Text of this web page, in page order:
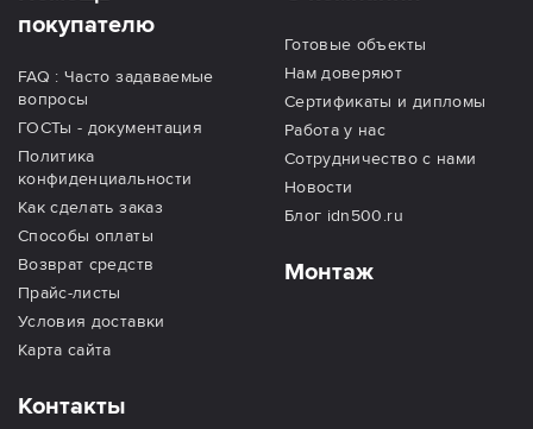
покупателю
FAQ : Часто задаваемые
вопросы
ГОСТы - документация
Политика
конфиденциальности
Как сделать заказ
Способы оплаты
Возврат средств
Прайс-листы
Условия доставки
Карта сайта
Готовые объекты
Нам доверяют
Сертификаты и дипломы
Работа у нас
Сотрудничество с нами
Новости
Блог idn500.ru
Монтаж
Контакты